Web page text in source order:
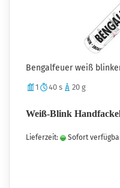
Bengalfeuer weiß
1 40 s 20 g
Weiß-Blink
Lieferzeit: Sofort